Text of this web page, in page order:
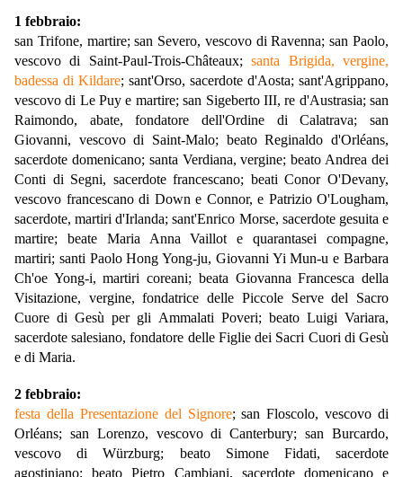
1 febbraio:
san Trifone, martire; san Severo, vescovo di Ravenna; san Paolo,
vescovo di Saint-Paul-Trois-Châteaux;santa Brigida, vergine,
badessa di Kildare; sant'Orso, sacerdote d'Aosta; sant'Agrippano,
vescovo di Le Puy e martire; san Sigeberto III, re d'Austrasia; san
Raimondo, abate, fondatore dell'Ordine di Calatrava; san
Giovanni, vescovo di Saint-Malo; beato Reginaldo d'Orléans,
sacerdote domenicano; santa Verdiana, vergine; beato Andrea dei
Conti di Segni, sacerdote francescano; beati Conor O'Devany,
vescovo francescano di Down e Connor, e Patrizio O'Lougham,
sacerdote, martiri d'Irlanda; sant'Enrico Morse, sacerdote gesuita e
martire; beate Maria Anna Vaillot e quarantasei compagne,
martiri; santi Paolo Hong Yong-ju, Giovanni Yi Mun-u e Barbara
Ch'oe Yong-i, martiri coreani; beata Giovanna Francesca della
Visitazione, vergine, fondatrice delle Piccole Serve del Sacro
Cuore di Gesù per gli Ammalati Poveri; beato Luigi Variara,
sacerdote salesiano, fondatore delle Figlie dei Sacri Cuori di Gesù
e di Maria.
2 febbraio:
festa della Presentazione del Signore; san Floscolo, vescovo di
Orléans; san Lorenzo, vescovo di Canterbury; san Burcardo,
vescovo di Würzburg; beato Simone Fidati, sacerdote
agostiniano; beato Pietro Cambiani, sacerdote domenicano e